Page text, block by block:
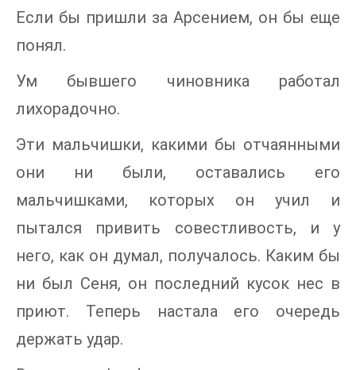
Если бы пришли за Арсением, он бы еще
понял.
Ум бывшего чиновника работал
лихорадочно.
Эти мальчишки, какими бы отчаянными
они ни были, оставались его
мальчишками, которых он учил и
пытался привить совестливость, и у
него, как он думал, получалось. Каким бы
ни был Сеня, он последний кусок нес в
приют. Теперь настала его очередь
держать удар.